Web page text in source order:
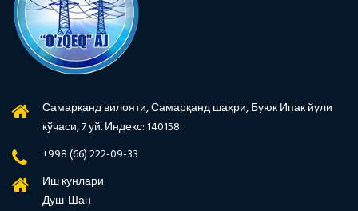
Самарқанд вилояти, Самарқанд шаҳри, Буюк Ипак йули
кўчаси, 7 уй. Индекс: 140158.
+998 (66) 222-09-33
Иш кунлари
Душ-Шан